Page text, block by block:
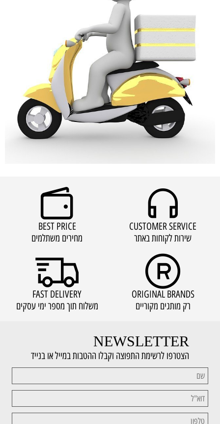
CUSTOMER SERVICE
שירות לקוחות באתר
BEST PRICE
מחירים משתלמים
ORIGINAL BRANDS
רק מותגים מקוריים
FAST DELIVERY
משלוח תוך מספר ימי עסקים
NEWSLETTER
הצטרפו לרשימת התפוצה וקבלו ההטבות במייל או בנייד